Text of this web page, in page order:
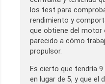
los test para
rendimiento y
que obtiene del motor
parecido a cómo
propulsor.
Es cierto que tendría
en lugar de 5, y que el